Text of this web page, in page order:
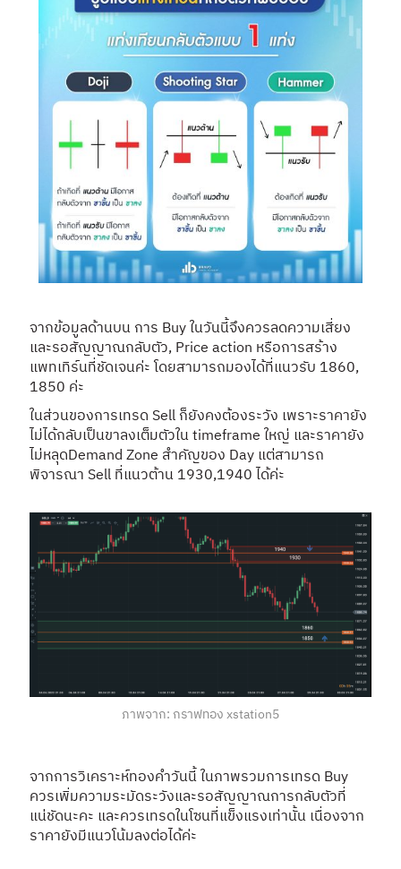
จากข้อมูลด้านบน การ Buy ในวันนี้จึงควรลดความเสี่ยง
และรอสัญญาณกลับตัว, Price action หรือการสร้าง
แพทเทิร์นที่ชัดเจนค่ะ โดยสามารถมองได้ที่แนวรับ 1860,
1850 ค่ะ
ในส่วนของการเทรด Sell ก็ยังคงต้องระวัง เพราะราคายัง
ไม่ได้กลับเป็นขาลงเต็มตัวใน timeframe ใหญ่ และราคายัง
ไม่หลุดDemand Zone สำคัญของ Day แต่สามารถ
พิจารณา Sell ที่แนวต้าน 1930,1940 ได้ค่ะ
ภาพจาก: กราฟทอง xstation5
จากการวิเคราะห์ทองคำวันนี้ ในภาพรวมการเทรด Buy
ควรเพิ่มความระมัดระวังและรอสัญญาณการกลับตัวที่
แน่ชัดนะคะ และควรเทรดในโซนที่แข็งแรงเท่านั้น เนื่องจาก
ราคายังมีแนวโน้มลงต่อได้ค่ะ